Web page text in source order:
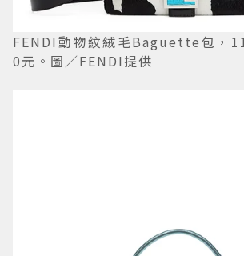
FENDI動物紋絨毛Baguette包，
0元。圖／FENDI提供